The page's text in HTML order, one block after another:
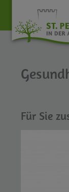
Für Sie